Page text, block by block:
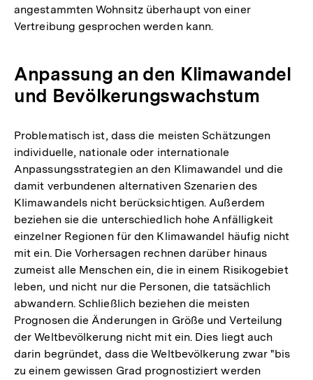
angestammten Wohnsitz überhaupt von einer
Vertreibung gesprochen werden kann.
Anpassung an den Klimawandel
und Bevölkerungswachstum
Problematisch ist, dass die meisten Schätzungen
individuelle, nationale oder internationale
Anpassungsstrategien an den Klimawandel und die
damit verbundenen alternativen Szenarien des
Klimawandels nicht berücksichtigen. Außerdem
beziehen sie die unterschiedlich hohe Anfälligkeit
einzelner Regionen für den Klimawandel häufig nicht
mit ein. Die Vorhersagen rechnen darüber hinaus
zumeist alle Menschen ein, die in einem Risikogebiet
leben, und nicht nur die Personen, die tatsächlich
abwandern. Schließlich beziehen die meisten
Prognosen die Änderungen in Größe und Verteilung
der Weltbevölkerung nicht mit ein. Dies liegt auch
darin begründet, dass die Weltbevölkerung zwar "bis
zu einem gewissen Grad prognostiziert werden